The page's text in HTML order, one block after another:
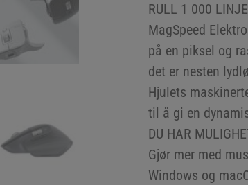
RULL 1 000
MagSpeed
på en piksel og
det er nesten
Hjulets
til å gi en
DU HAR
Gjør mer med
Windows og